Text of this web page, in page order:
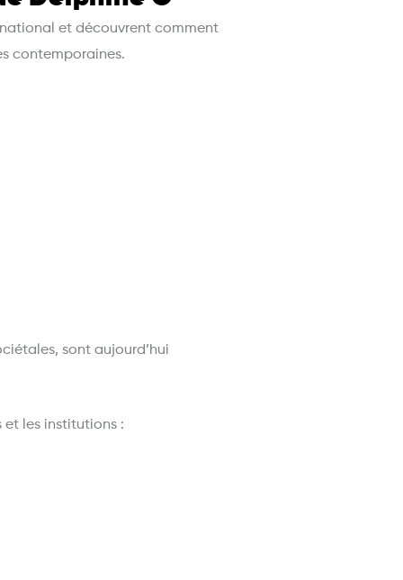
et découvrent comment
contemporaines.
sont aujourd’hui
les institutions :